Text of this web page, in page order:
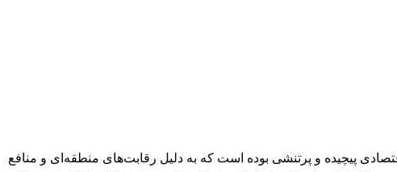
پیچیده و پرتنشی بوده است که به دلیل رقابت‌های منطقه‌ای و منافع